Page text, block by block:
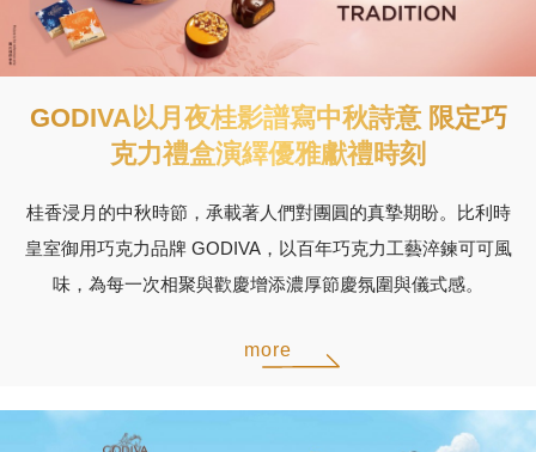
GODIVA以月夜桂影譜寫中秋詩意 限定巧
克力禮盒演繹優雅獻禮時刻
桂香浸月的中秋時節，承載著人們對團圓的真摯期盼。比利時
皇室御用巧克力品牌 GODIVA，以百年巧克力工藝淬鍊可可風
味，為每一次相聚與歡慶增添濃厚節慶氛圍與儀式感。
more